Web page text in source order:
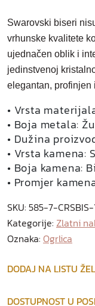
i
a
z
l
a
n
a
o
g
r
l
c
a
k
l
č
Swarovski biseri
vrhunske kvalitete
ujednačen oblik i
jedinstvenoj
elegantan, profinjen
• Vrsta
• Boja metala:
• Dužina
• Vrsta kamena:
• Boja kamena:
• Promjer
SKU: 585-7-
Kategorije: Zlatni
Oznaka: Ogrlica
DODAJ NA LISTU
DOSTUPNOST U